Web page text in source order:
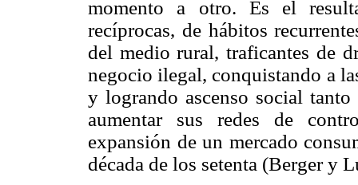
momento a otro. Es el
recíprocas, de hábitos
del medio rural, traficantes de
negocio ilegal, conquistando a
y logrando ascenso social
aumentar sus redes de
expansión de un mercado
década de los setenta (Berger y